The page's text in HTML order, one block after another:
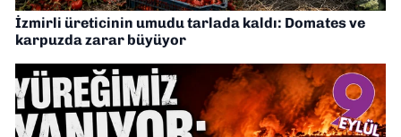
İzmirli üreticinin umudu tarlada kaldı: Domates ve
karpuzda zarar büyüyor